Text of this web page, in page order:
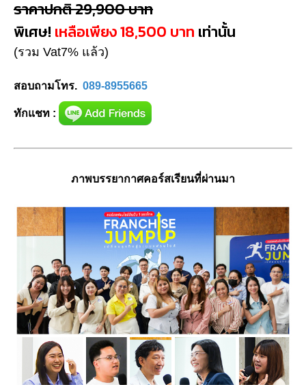
ราคาปกติ 29,900 บาท
พิเศษ! เหลือเพียง 18,500 บาท เท่านั้น
(รวม Vat7% แล้ว)
สอบถามโทร. 089-8955665
ทักแชท :
ภาพบรรยากาศคอร์สเรียนที่ผ่านมา